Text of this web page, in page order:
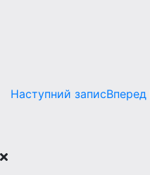
Наступний записВперед